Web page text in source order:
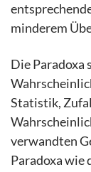
minderem
Die Paradoxa
Statistik,
verwandten
Paradoxa wie